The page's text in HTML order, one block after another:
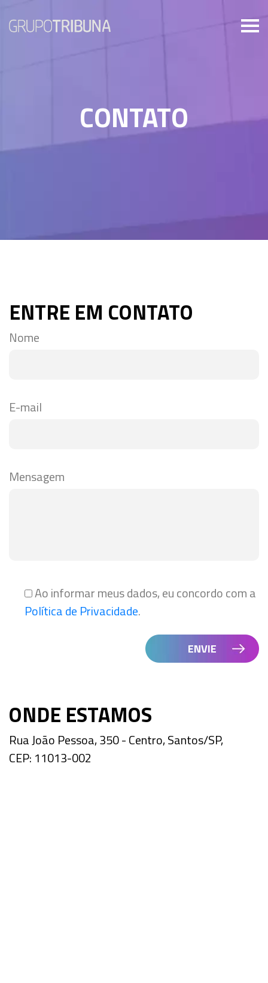
CONTATO
ENTRE EM CONTATO
Nome
E-mail
Mensagem
Ao informar meus dados, eu concordo com a
Política de Privacidade.
ONDE ESTAMOS
Rua João Pessoa, 350 - Centro, Santos/SP,
CEP: 11013-002